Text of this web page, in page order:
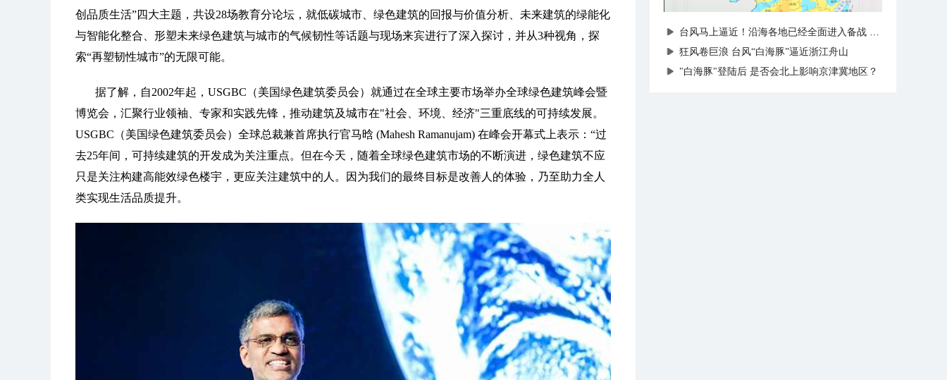
创品质生活”四大主题，共设28场教育分论坛，就低碳城市、绿色建筑的回报与价值分析、未来建筑的绿能化
与智能化整合、形塑未来绿色建筑与城市的气候韧性等话题与现场来宾进行了深入探讨，并从3种视角，探
索“再塑韧性城市”的无限可能。
据了解，自2002年起，USGBC（美国绿色建筑委员会）就通过在全球主要市场举办全球绿色建筑峰会暨
博览会，汇聚行业领袖、专家和实践先锋，推动建筑及城市在"社会、环境、经济"三重底线的可持续发展。
USGBC（美国绿色建筑委员会）全球总裁兼首席执行官马晗 (Mahesh Ramanujam) 在峰会开幕式上表示：“过
去25年间，可持续建筑的开发成为关注重点。但在今天，随着全球绿色建筑市场的不断演进，绿色建筑不应
只是关注构建高能效绿色楼宇，更应关注建筑中的人。因为我们的最终目标是改善人的体验，乃至助力全人
类实现生活品质提升。
台风马上逼近！沿海各地已经全面进入备战状态
狂风卷巨浪 台风“白海豚”逼近浙江舟山
"白海豚"登陆后 是否会北上影响京津冀地区？